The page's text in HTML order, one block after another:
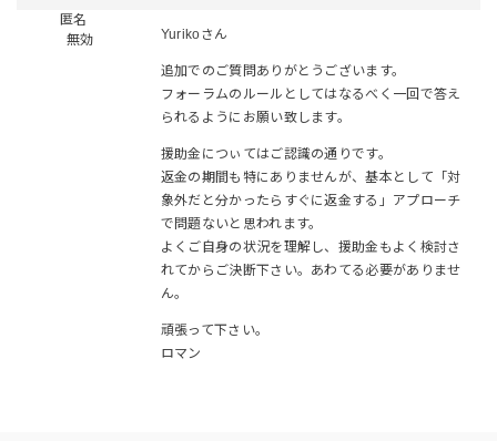
匿名
無効
Yurikoさん
追加でのご質問ありがとうございます。
フォーラムのルールとしてはなるべく一回で答え
られるようにお願い致します。
援助金につぃてはご認識の通りです。
返金の期間も特にありませんが、基本として「対
象外だと分かったらすぐに返金する」アプローチ
で問題ないと思われます。
よくご自身の状況を理解し、援助金もよく検討さ
れてからご決断下さい。あわてる必要がありませ
ん。
頑張って下さい。
ロマン